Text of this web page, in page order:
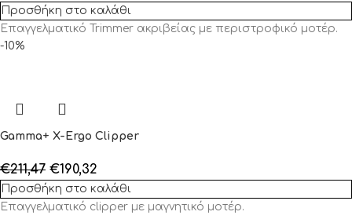
Προσθήκη στο καλάθι
Επαγγελματικό Trimmer ακριβείας με περιστροφικό μοτέρ.
-10%
Gamma+ X-Ergo Clipper
€211,47 €190,32
Προσθήκη στο καλάθι
Επαγγελματικό clipper με μαγνητικό μοτέρ.